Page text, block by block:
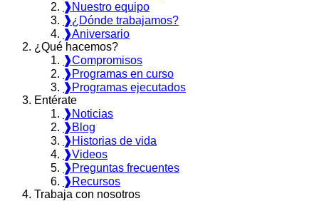
❱Nuestro equipo
❱¿Dónde trabajamos?
❱Aniversario
¿Qué hacemos?
❱Compromisos
❱Programas en curso
❱Programas ejecutados
Entérate
❱Noticias
❱Blog
❱Historias de vida
❱Videos
❱Preguntas frecuentes
❱Recursos
Trabaja con nosotros